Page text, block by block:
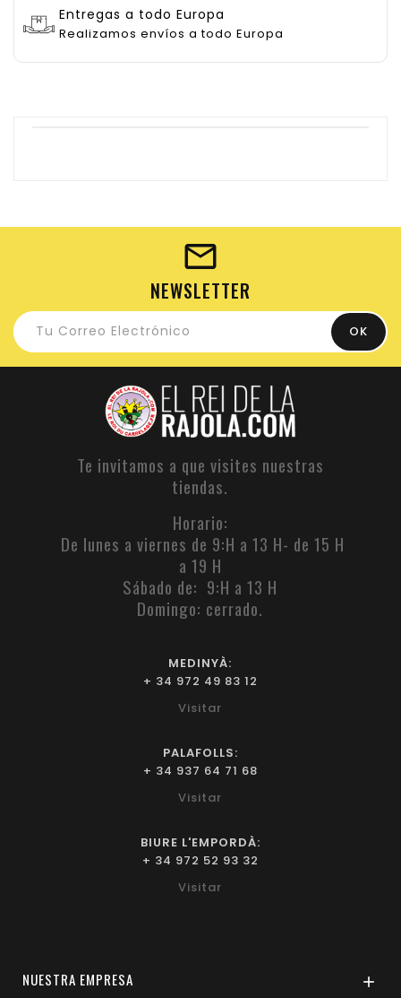
Entregas a todo Europa
Realizamos envíos a todo Europa
NEWSLETTER
Te invitamos a que visites nuestras
tiendas.
Horario:
De lunes a viernes de 9:H a 13 H- de 15 H
a 19 H
Sábado de: 9:H a 13 H
Domingo: cerrado.
MEDINYÀ:
+ 34 972 49 83 12
Visitar
PALAFOLLS:
+ 34 937 64 71 68
Visitar
BIURE L'EMPORDÀ:
+ 34 972 52 93 32
Visitar
NUESTRA EMPRESA 